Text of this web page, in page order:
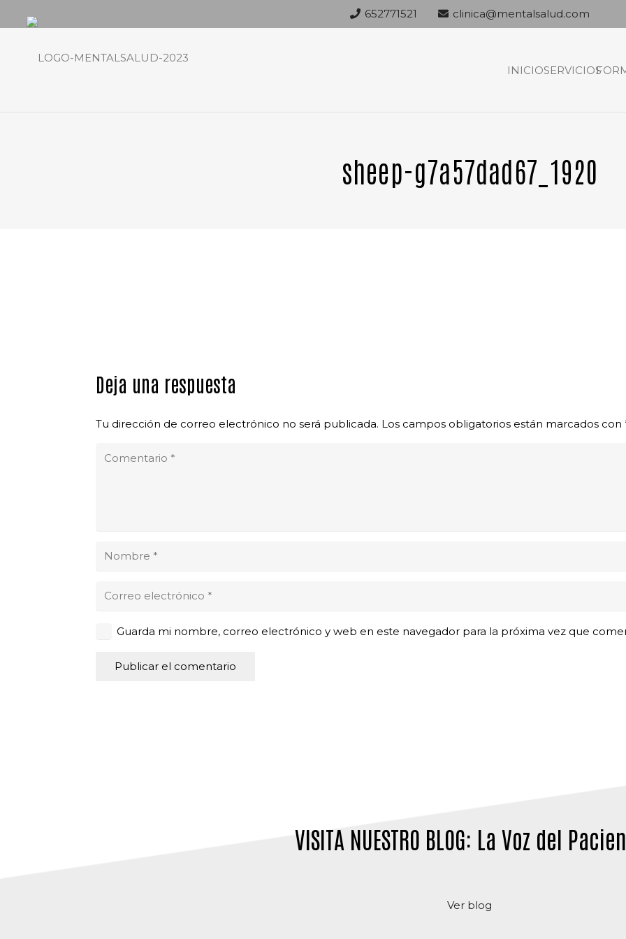
652771521 clinica@mentalsalud.com
INICIOSERVICIOS
sheep-g7a57dad67_1920
Deja una respuesta
Tu dirección de correo electrónico no será publicada. Los campos obligatorios están marcados con
Guarda mi nombre, correo electrónico y web en este navegador para la próxima vez que
Publicar el comentario
VISITA NUESTRO BLOG: La Voz del
Ver blog